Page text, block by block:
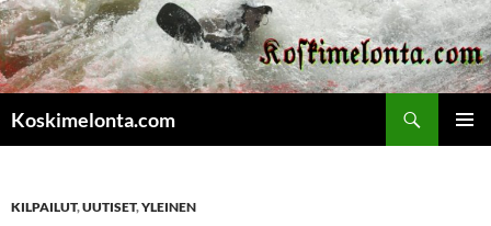
Koskimelonta.com
KILPAILUT,UUTISET,YLEINEN